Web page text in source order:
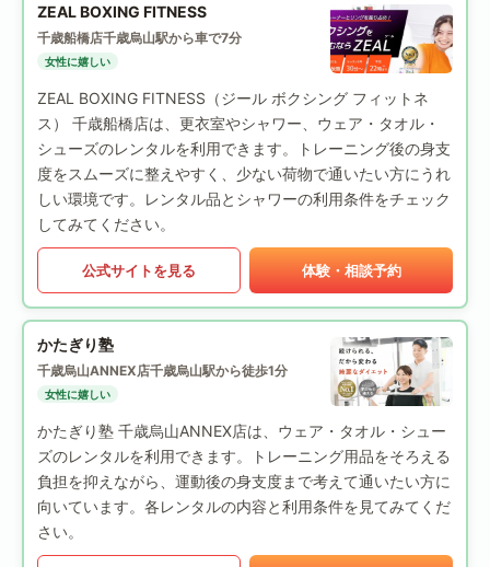
ZEAL BOXING FITNESS
千歳船橋店千歳烏山駅から車で7分
女性に嬉しい
ZEAL BOXING FITNESS（ジール ボクシング フィットネ
ス） 千歳船橋店は、更衣室やシャワー、ウェア・タオル・
シューズのレンタルを利用できます。トレーニング後の身支
度をスムーズに整えやすく、少ない荷物で通いたい方にうれ
しい環境です。レンタル品とシャワーの利用条件をチェック
してみてください。
公式サイトを見る 体験・相談予約
かたぎり塾
千歳烏山ANNEX店千歳烏山駅から徒歩1分
女性に嬉しい
かたぎり塾 千歳烏山ANNEX店は、ウェア・タオル・シュー
ズのレンタルを利用できます。トレーニング用品をそろえる
負担を抑えながら、運動後の身支度まで考えて通いたい方に
向いています。各レンタルの内容と利用条件を見てみてくだ
さい。